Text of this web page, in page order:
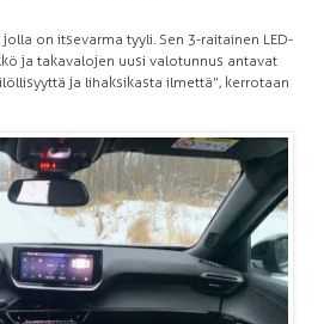
jolla on itsevarma tyyli. Sen 3-raitainen LED-
ja takavalojen uusi valotunnus antavat
ja lihaksikasta ilmettä”, kerrotaan